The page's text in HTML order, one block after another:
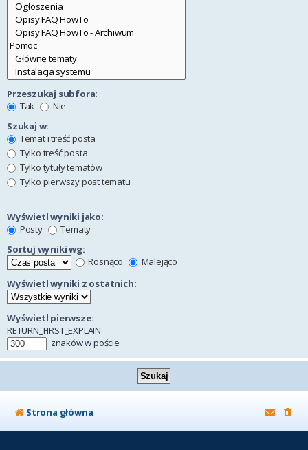
Przeszukaj subfora:
Tak
Nie
Szukaj w:
Temat i treść posta
Tylko treść posta
Tylko tytuły tematów
Tylko pierwszy post tematu
Wyświetl wyniki jako:
Posty
Tematy
Sortuj wyniki wg:
Rosnąco
Malejąco
Wyświetl wyniki z ostatnich:
Wyświetl pierwsze:
RETURN_FIRST_EXPLAIN
znaków w poście
Strona główna